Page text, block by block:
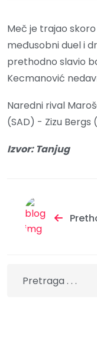
Meč je trajao
međusobni duel i
prethodno slavio
Kecmanović
Naredni rival
(SAD) - Zizu Bergs
Izvor: Tanjug